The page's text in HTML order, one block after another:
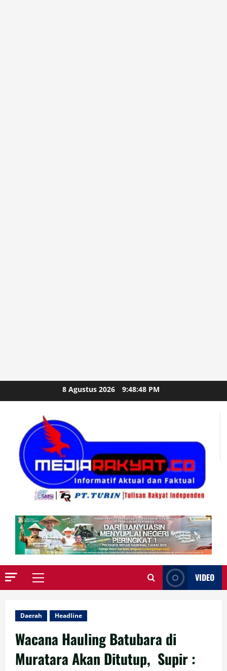
to
8 Agustus 2026 9:48:50 PM
Primary
VIDEO
Daerah Headline
Wacana Hauling Batubara di
Muratara Akan Ditutup, Supir :